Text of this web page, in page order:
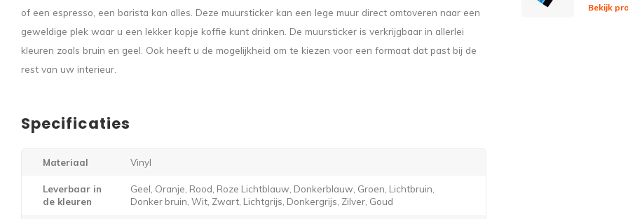
of een espresso, een barista kan alles. Deze muursticker kan een lege muur direct omtoveren naar een
geweldige plek waar u een lekker kopje koffie kunt drinken. De muursticker is verkrijgbaar in allerlei
kleuren zoals bruin en geel. Ook heeft u de mogelijkheid om te kiezen voor een formaat dat past bij de
rest van uw interieur.
Specificaties
Materiaal Vinyl
Leverbaar in
de kleuren
Geel, Oranje, Rood, Roze Lichtblauw, Donkerblauw, Groen, Lichtbruin,
Donker bruin, Wit, Zwart, Lichtgrijs, Donkergrijs, Zilver, Goud
Bekijk